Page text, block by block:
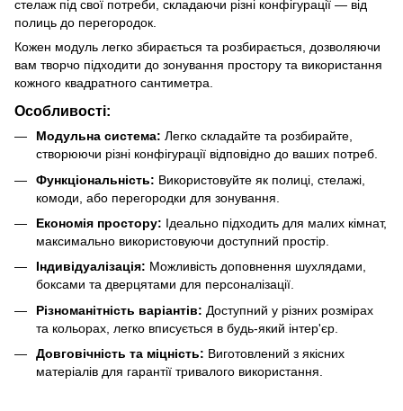
стелаж під свої потреби, складаючи різні конфігурації — від
полиць до перегородок.
Кожен модуль легко збирається та розбирається, дозволяючи
вам творчо підходити до зонування простору та використання
кожного квадратного сантиметра.
Особливості:
Модульна система: Легко складайте та розбирайте,
створюючи різні конфігурації відповідно до ваших потреб.
Функціональність: Використовуйте як полиці, стелажі,
комоди, або перегородки для зонування.
Економія простору: Ідеально підходить для малих кімнат,
максимально використовуючи доступний простір.
Індивідуалізація: Можливість доповнення шухлядами,
боксами та дверцятами для персоналізації.
Різноманітність варіантів: Доступний у різних розмірах
та кольорах, легко вписується в будь-який інтер'єр.
Довговічність та міцність: Виготовлений з якісних
матеріалів для гарантії тривалого використання.